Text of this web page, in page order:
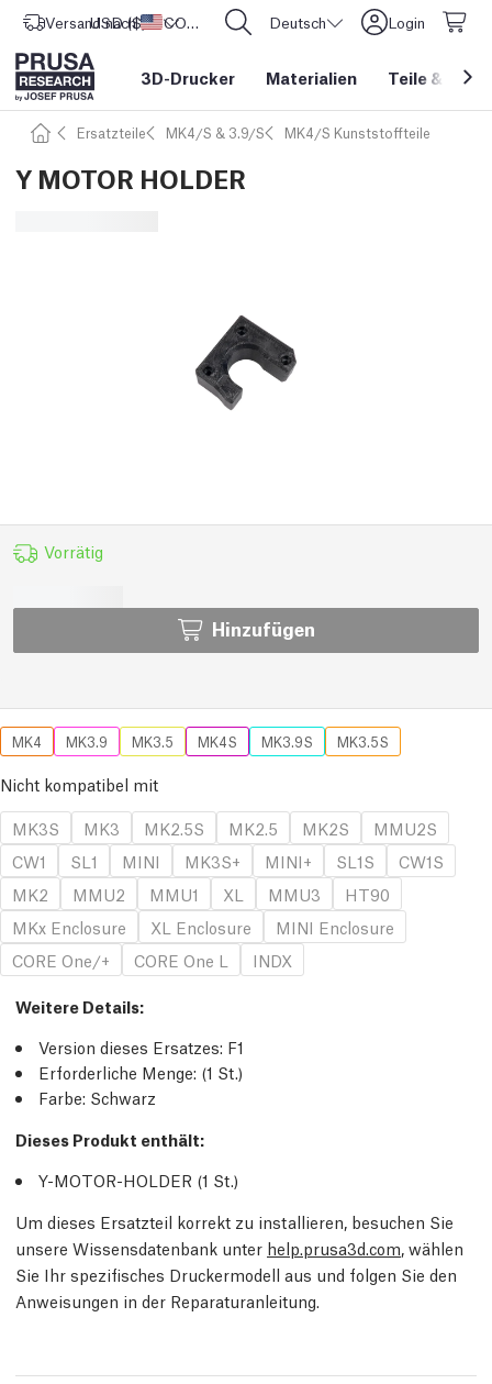
Versand nach Vereinigte Staaten
USD ($) CORE One L: Jetzt auf Lager! Deutsch Login
3D-Drucker Materialien Teile &
Ersatzteile MK4/S & 3.9/S MK4/S Kunststoffteile
Y MOTOR HOLDER
Vorrätig
Hinzufügen
MK4 MK3.9 MK3.5 MK4S MK3.9S MK3.5S
Nicht kompatibel mit
MK3S
MK3 MK2.5S MK2.5 MK2S
MMU2S
CW1
SL1 MINI MK3S+ MINI+ SL1S
CW1S
MK2
MMU2 MMU1 XL MMU3
HT90
MKx Enclosure
XL Enclosure
MINI Enclosure
CORE One/+
CORE One L INDX
Weitere Details:
Version dieses Ersatzes: F1
Erforderliche Menge: (1 St.)
Farbe: Schwarz
Dieses Produkt enthält:
Y-MOTOR-HOLDER (1 St.)
Um dieses Ersatzteil korrekt zu installieren, besuchen Sie
unsere Wissensdatenbank unter help.prusa3d.com, wählen
Sie Ihr spezifisches Druckermodell aus und folgen Sie den
Anweisungen in der Reparaturanleitung.